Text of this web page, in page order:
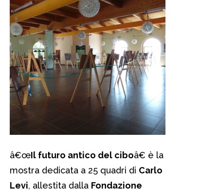
â€œIl futuro antico del ciboâ€ è la
mostra dedicata a 25 quadri di Carlo
Levi, allestita dalla Fondazione